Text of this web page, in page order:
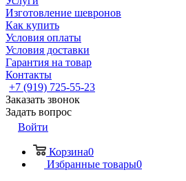
Изготовление шевронов
Как купить
Условия оплаты
Условия доставки
Гарантия на товар
Контакты
+7 (919) 725-55-23
Заказать звонок
Задать вопрос
Войти
Корзина0
Избранные товары0